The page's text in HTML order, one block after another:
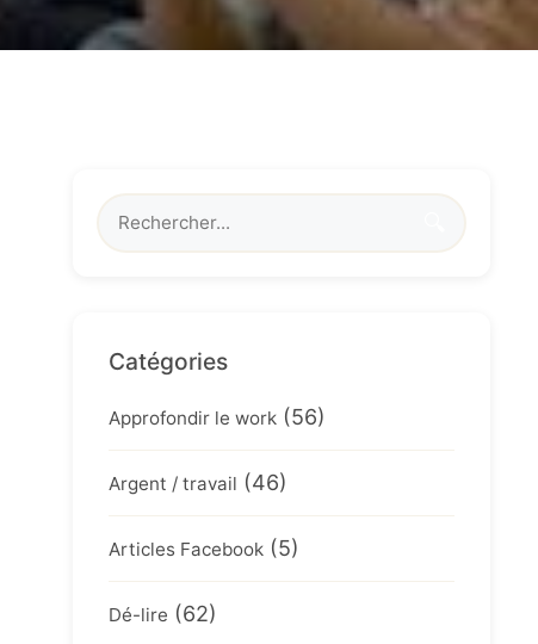
Catégories
Approfondir le work (56)
Argent / travail (46)
Articles Facebook (5)
Dé-lire (62)